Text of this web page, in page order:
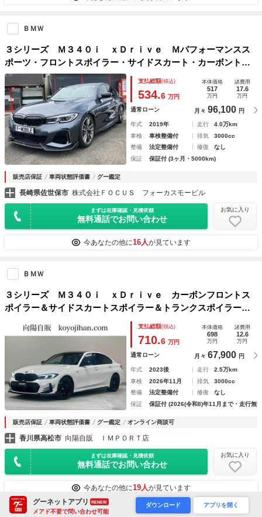
ＢＭＷ
３シリーズ Ｍ３４０ｉ ｘＤｒｉｖｅ Ｍパフォーマンスス
ポーツ・フロントスポイラー・サイドスカート・カーボントラ
ンクスポイラー・リアディフューザー・ステアリング／４ＷＤ
／パワーシート／シートヒーター／レザーシート／ＫＷ車高調
支払総額(税込)
534.6 万円
本体価格
517
万円
諸費用
17.6
万円
通常ローン 月々 96,100 円
年式 2019年 走行
4.0万km
車検
車検整備付 排気
3000cc
整備
法定整備付 修復
なし
保証
保証付 (3ヶ月・5000km)
販売店保証 車両状態評価書 グー鑑定
長崎県佐世保市 株式会社ＦＯＣＵＳ フォーカスモービル
まずは在庫確認・見積依頼
無料通話でお問い合わせ
お気に入り
今あなたの他に16人が見ています
ＢＭＷ
３シリーズ Ｍ３４０ｉ ｘＤｒｉｖｅ カーボンフロントス
ポイラー＆サイドスカートスポイラー＆トランクスポイラー
ＲＥＳ製マフラー 社外テールライト ブラックキドニーグリ
ル ハーマンカードン
支払総額(税込)
710.6 万円
本体価格
698
万円
諸費用
12.6
万円
通常ローン 月々 67,900 円
年式 2023後 走行
2.5万km
車検
2026年11月 排気
3000cc
整備
法定整備付 修復
なし
保証
保証付 (2026(令和8)年11月まで・走行無
販売店保証 車両状態評価書 グー鑑定 オンライン商談可
香川県高松市 向陽自販 ＩＭＰＯＲＴ店
まずは在庫確認・見積依頼
無料通話でお問い合わせ
お気に入り
今あなたの他に19人が見ています
グーネットアプリ RENEW
メアド不要で問い合わせ可能
ダウンロード アプリを開く